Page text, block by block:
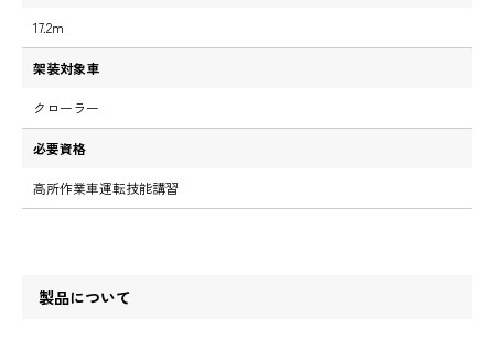
17.2m
架装対象車
クローラー
必要資格
高所作業車運転技能講習
製品について